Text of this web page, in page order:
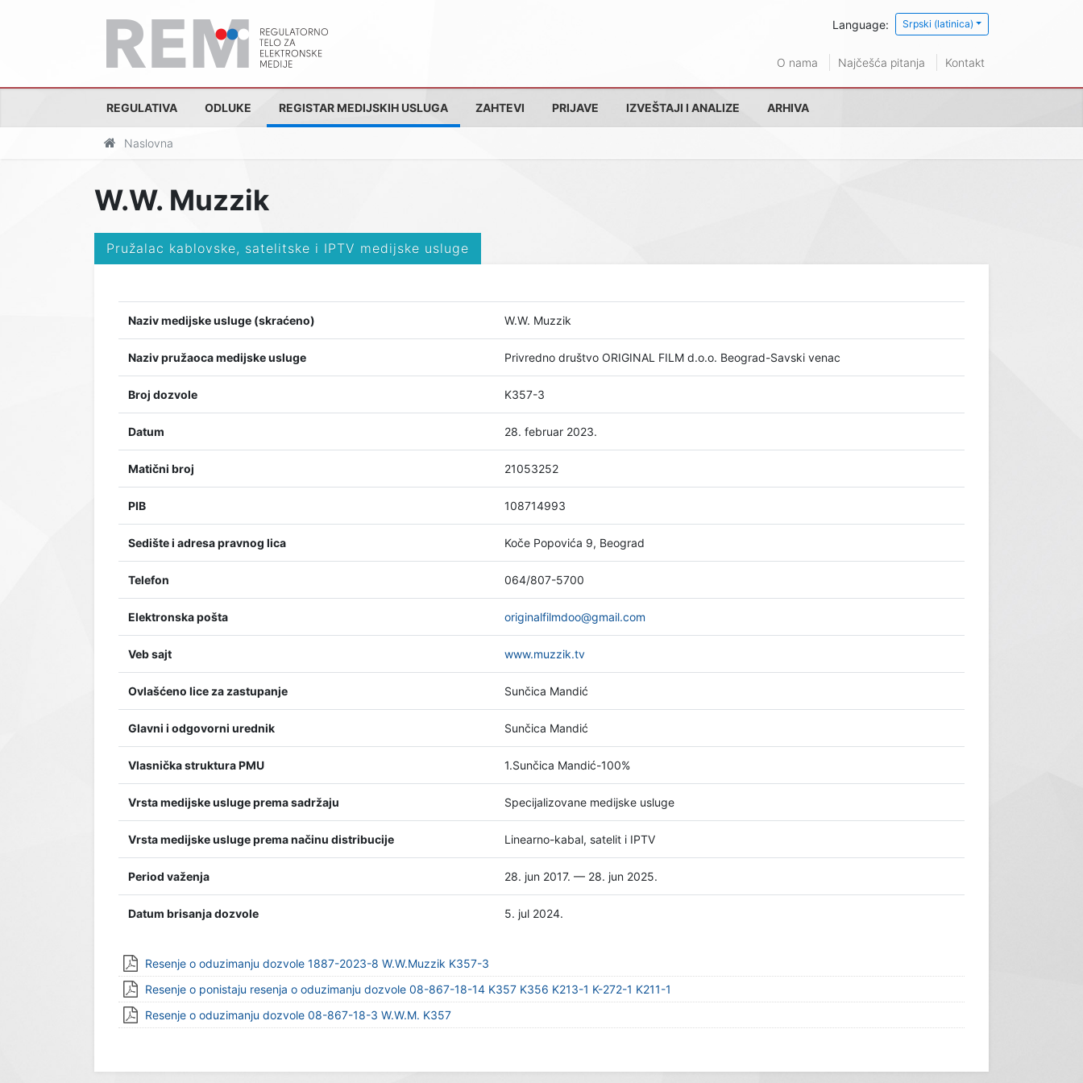
Language: Srpski (latinica)
O nama Najčešća pitanja Kontakt
REGULATIVA ODLUKE REGISTAR MEDIJSKIH USLUGA ZAHTEVI PRIJAVE IZVEŠTAJI I ANALIZE ARHIVA
Naslovna
W.W. Muzzik
Pružalac kablovske, satelitske i IPTV medijske usluge
Naziv medijske usluge (skraćeno) W.W. Muzzik
Naziv pružaoca medijske usluge Privredno društvo ORIGINAL FILM d.o.o. Beograd-Savski venac
Broj dozvole K357-3
Datum 28. februar 2023.
Matični broj 21053252
PIB 108714993
Sedište i adresa pravnog lica Koče Popovića 9, Beograd
Telefon 064/807-5700
Elektronska pošta originalfilmdoo@gmail.com
Veb sajt www.muzzik.tv
Ovlašćeno lice za zastupanje Sunčica Mandić
Glavni i odgovorni urednik Sunčica Mandić
Vlasnička struktura PMU 1.Sunčica Mandić-100%
Vrsta medijske usluge prema sadržaju Specijalizovane medijske usluge
Vrsta medijske usluge prema načinu distribucije Linearno-kabal, satelit i IPTV
Period važenja 28. jun 2017. — 28. jun 2025.
Datum brisanja dozvole 5. jul 2024.
Resenje o oduzimanju dozvole 1887-2023-8 W.W.Muzzik K357-3
Resenje o ponistaju resenja o oduzimanju dozvole 08-867-18-14 K357 K356 K213-1 K-272-1 K211-1
Resenje o oduzimanju dozvole 08-867-18-3 W.W.M. K357